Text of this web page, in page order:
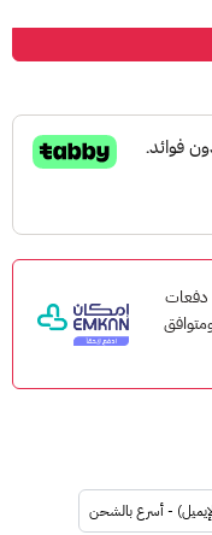
).
وقسّمها على 5 دفعات
- أسرع بالشحن